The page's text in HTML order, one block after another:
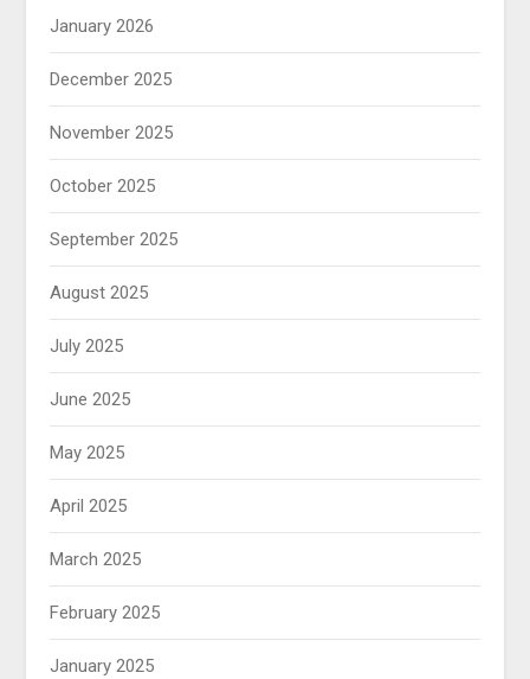
January 2026
December 2025
November 2025
October 2025
September 2025
August 2025
July 2025
June 2025
May 2025
April 2025
March 2025
February 2025
January 2025